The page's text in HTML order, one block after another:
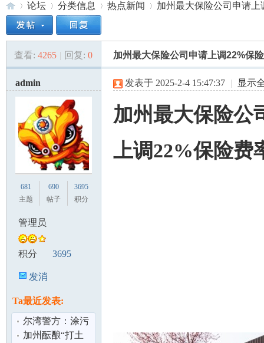
美»
论坛
›
分类信息 热点新闻
›
加州最大保险公司申请上
查看: 4265 | 回复: 0 加州最大保险公司申请上调22%保
admin
681
主题
690
帖子
3695
积分
管理员
积分 3695
发消
Ta最近发表:
尔湾警方：涂污
13辆特斯拉男子
加州酝酿“打土
发表于 2025-2-4 15:47:37 | 显示
加州最大保险公
上调22%保险费